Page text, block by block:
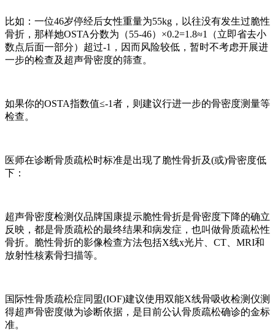
比如：一位46岁停经后女性重量为55kg，以往没有发生过脆性
骨折，那样她OSTA分数为（55-46）×0.2=1.8≈1（立即省去小
数点后面一部分）超过-1，因而风险较低，暂时不考虑开展进
一步的检查及超声骨密度的筛查。
如果你的OSTA指数值≤-1者，则建议行进一步的骨密度测量等
检查。
医师在诊断骨质疏松时标准是出现了脆性骨折及(或)骨密度低
下：
超声骨密度检测仪品牌国康提示脆性骨折是骨密度下降的确立
反映，都是骨质疏松的最终结果和病发症，也叫做骨质疏松性
骨折。脆性骨折的影像检查方法包括X线x光片、CT、MRI和
放射性核素骨扫描等。
国际性骨质疏松症同盟(IOF)建议使用双能X线骨吸收检测仪测
得超声骨密度做为诊断依据，是目前公认骨质疏松确诊的金标
准。